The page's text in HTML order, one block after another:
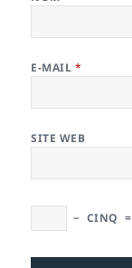
E-MAIL *
SITE WEB
− CINQ =